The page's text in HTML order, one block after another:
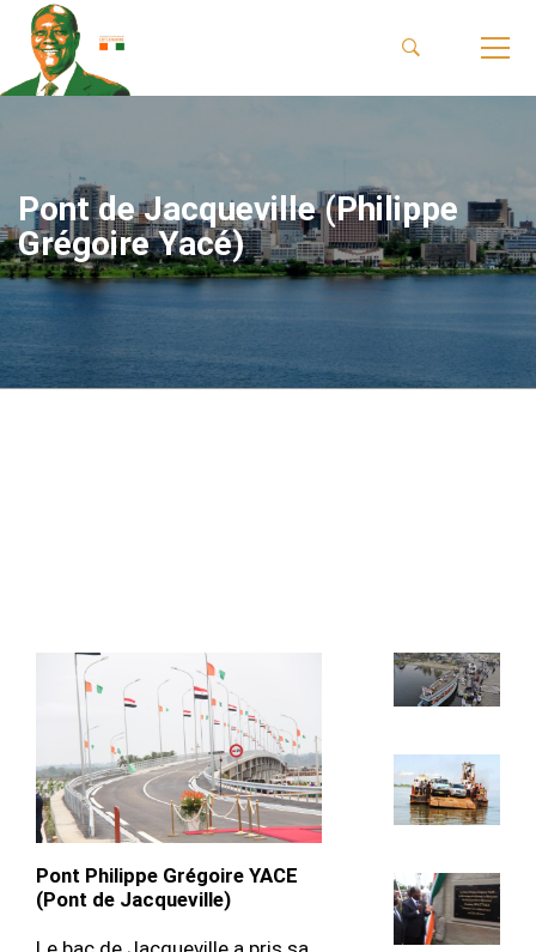
Pont de Jacqueville (Philippe
Grégoire Yacé)
Pont Philippe Grégoire YACE
(Pont de Jacqueville)